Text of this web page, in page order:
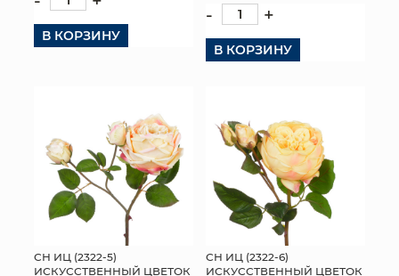
В КОРЗИНУ
- +
В КОРЗИНУ
СН ИЦ (2322-5)
ИСКУССТВЕННЫЙ ЦВЕТОК
СН ИЦ (2322-6)
ИСКУССТВЕННЫЙ ЦВЕТОК